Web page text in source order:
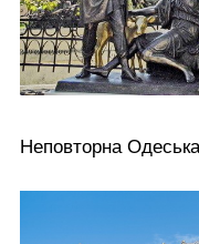
Неповторна